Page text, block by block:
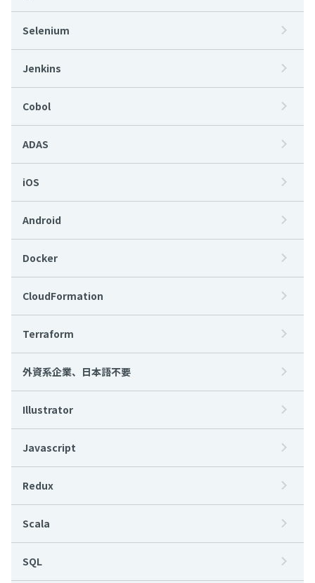
Selenium
Jenkins
Cobol
ADAS
iOS
Android
Docker
CloudFormation
Terraform
外資系企業、日本語不要
Illustrator
Javascript
Redux
Scala
SQL